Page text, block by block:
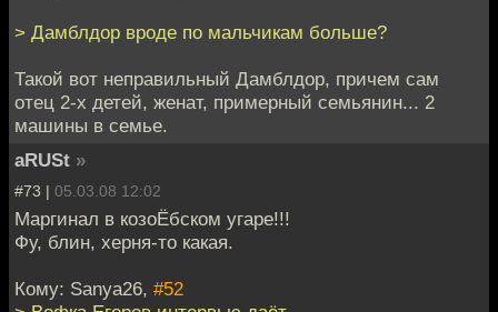
> Дамблдор вроде по мальчикам больше?
Такой вот неправильный Дамблдор, причем сам
отец 2-х детей, женат, примерный семьянин... 2
машины в семье.
aRUSt »
#73 | 05.03.08 12:02
Маргинал в козоЁбском угаре!!!
Фу, блин, херня-то какая.
Кому: Sanya26, #52